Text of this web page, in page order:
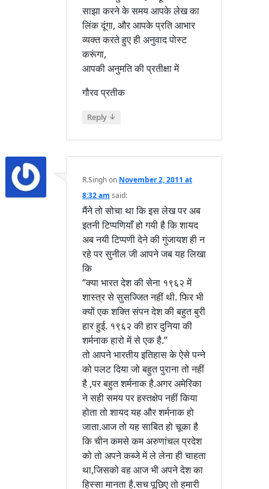
साझा करने के समय आपके लेख का
लिंक दूंगा, और आपके प्रति आभार
व्यक्त करते हुए ही अनुवाद पोस्ट
करूंगा,
आपकी अनुमति की प्रतीक्षा में
गौरव प्रतीक
Reply ↓
R.Singhon November 2, 2011 at
8:32 am said:
मैंने तो सोचा था कि इस लेख पर अब
इतनी टिप्पणियाँ हो गयी है कि शायद
अब नयी टिप्पणी देने की गुंजायश ही न
रहे पर सुनील जी आपने जब यह लिखा
कि
“क्या भारत देश की सेना १९६२ में
शास्त्र से सुसज्जित नहीं थी. फिर भी
क्यों एक शक्ति संपन देश की बहुत बुरी
हार हुई. १९६२ की हार दुनिया की
शर्मनाक हारो में से एक है.”
तो आपने भारतीय इतिहास के ऐसे पन्ने
को पलट दिया जो बहुत पुराना तो नहीं
है ,पर बहुत शर्मनाक है.अगर अमेरिका
ने सही समय पर हस्तक्षेप नहीं किया
होता तो शायद यह और शर्मनाक हो
जाता.आज तो यह साबित हो चूका है
कि चीन कमसे कम अरुणांचल प्रदेश
को तो अपने कब्जे में ले लेना ही चाहता
था,जिसको वह आज भी अपने देश का
हिस्सा मानता है.सच पूछिए तो हमारी